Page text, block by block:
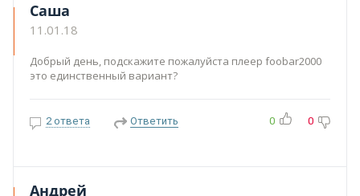
Саша
11.01.18
Добрый день, подскажите пожалуйста плеер foobar2000
это единственный вариант?
2 ответа Ответить 0 0
Андрей